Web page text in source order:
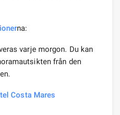
na:
varje morgon. Du kan
från den
Costa Mares